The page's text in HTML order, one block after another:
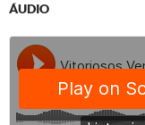
ÁUDIO